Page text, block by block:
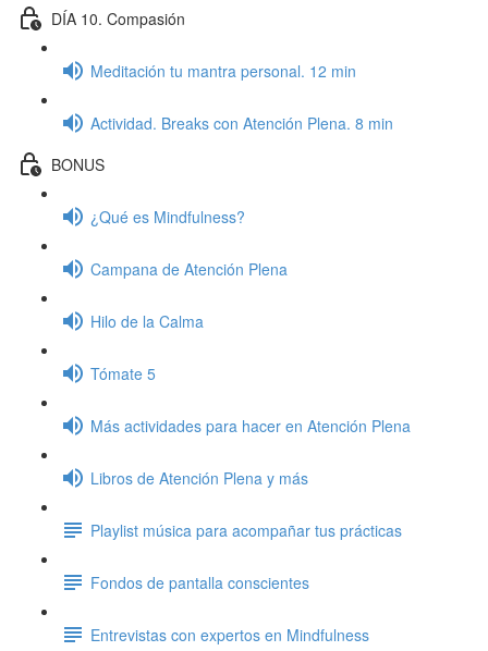
DÍA 10. Compasión
Meditación tu mantra personal. 12 min
Actividad. Breaks con Atención Plena. 8 min
BONUS
¿Qué es Mindfulness?
Campana de Atención Plena
Hilo de la Calma
Tómate 5
Más actividades para hacer en Atención Plena
Libros de Atención Plena y más
Playlist música para acompañar tus prácticas
Fondos de pantalla conscientes
Entrevistas con expertos en Mindfulness